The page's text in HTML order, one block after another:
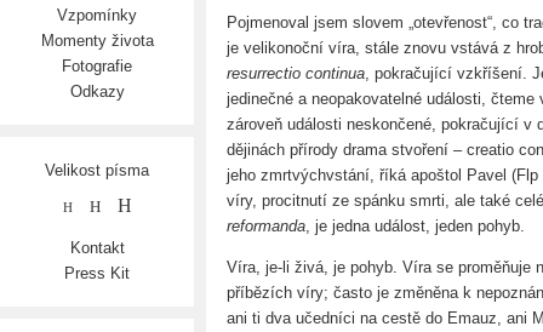
Vzpomínky
Momenty života
Fotografie
Odkazy
Velikost písma
H H H
Kontakt
Press Kit
Pojmenoval jsem slovem „otevřenost“, co
je velikonoční víra, stále znovu vstává z
resurrectio continua , pokračující vzkříšení.
jedinečné a neopakovatelné události,
zároveň události neskončené, pokračující v
dějinách přírody drama stvoření – creatio
jeho zmrtvýchvstání, říká apoštol Pavel
víry, procitnutí ze spánku smrti, ale také
reformanda , je jedna událost, jeden pohyb.
Víra, je-li živá, je pohyb. Víra se proměňuje
příbězích víry; často je změněna k
ani ti dva učedníci na cestě do Emauz, ani